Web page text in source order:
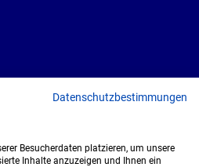
Datenschutzbestimmungen
Besucherdaten platzieren, um unsere
Inhalte anzuzeigen und Ihnen ein